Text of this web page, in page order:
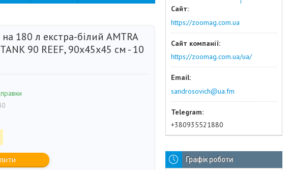
180 л екстра-білий AMTRA
90 REEF, 90х45х45 см - 10
https://zoomag.com.ua
https://zoomag.com.ua/ua/
sandrosovich@ua.fm
+380935521880
Графік роботи